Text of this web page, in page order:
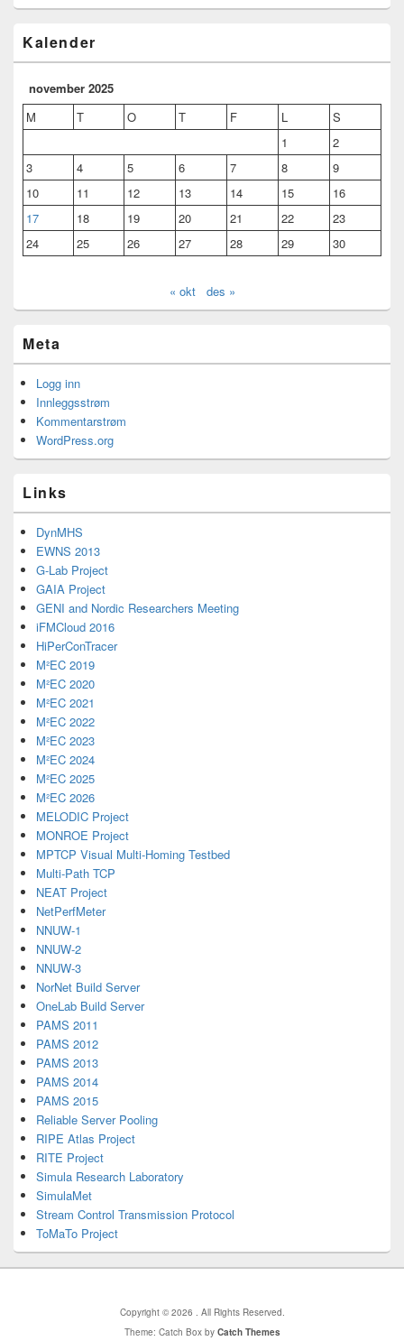
Kalender
november 2025
M
T O T F L
S
1
2
3
4 5 6 7 8
9
10
11 12 13 14 15
16
17
18 19 20 21 22
23
24
25 26 27 28 29 30
« okt des »
Meta
Logg inn
Innleggsstrøm
Kommentarstrøm
WordPress.org
Links
DynMHS
EWNS 2013
G-Lab Project
GAIA Project
GENI and Nordic Researchers Meeting
iFMCloud 2016
HiPerConTracer
M²EC 2019
M²EC 2020
M²EC 2021
M²EC 2022
M²EC 2023
M²EC 2024
M²EC 2025
M²EC 2026
MELODIC Project
MONROE Project
MPTCP Visual Multi-Homing Testbed
Multi-Path TCP
NEAT Project
NetPerfMeter
NNUW-1
NNUW-2
NNUW-3
NorNet Build Server
OneLab Build Server
PAMS 2011
PAMS 2012
PAMS 2013
PAMS 2014
PAMS 2015
Reliable Server Pooling
RIPE Atlas Project
RITE Project
Simula Research Laboratory
SimulaMet
Stream Control Transmission Protocol
ToMaTo Project
Copyright © 2026 . All Rights Reserved.
Theme: Catch Box by Catch Themes